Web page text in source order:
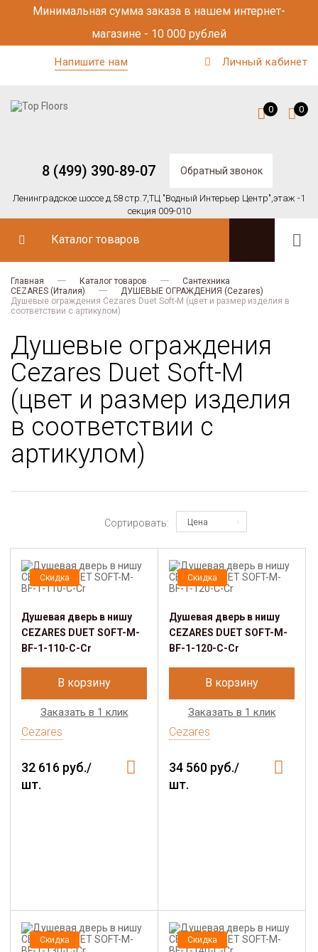
Минимальная сумма заказа в нашем интернет-
магазине - 10 000 рублей
Напишите нам Личный кабинет
8 (499) 390-89-07 Обратный звонок
Ленинградское шоссе д.58 стр.7,ТЦ "Водный Интерьер Центр",этаж -1
секция 009-010
0 0
Каталог товаров
Главная Каталог товаров
Сантехника
CEZARES (Италия)
ДУШЕВЫЕ ОГРАЖДЕНИЯ (Cezares)
Душевые ограждения Cezares Duet Soft-M (цвет и размер изделия в
соответствии с артикулом)
Душевые ограждения
Cezares Duet Soft-M
(цвет и размер изделия
в соответствии с
артикулом)
Сортировать: Цена
Скидка
Душевая дверь в нишу
CEZARES DUET SOFT-M-
BF-1-110-C-Cr
В корзину
Заказать в 1 клик
Cezares
32 616 руб./
шт.
Скидка
Душевая дверь в нишу
CEZARES DUET SOFT-M-
BF-1-120-C-Cr
В корзину
Заказать в 1 клик
Cezares
34 560 руб./
шт.
Скидка Скидка